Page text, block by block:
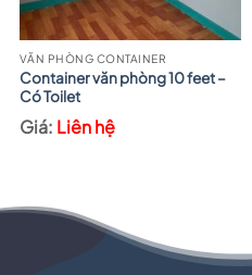
VĂN PHÒNG CONTAINER
Container văn phòng 10 feet –
Có Toilet
Liên hệ